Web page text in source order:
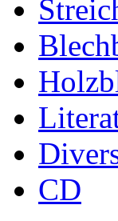
CD